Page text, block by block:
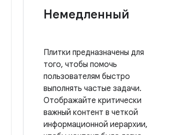
Немедленный
Плитки предназначены для
того, чтобы помочь
пользователям быстро
выполнять частые задачи.
Отображайте критически
важный контент в четкой
информационной иерархии,